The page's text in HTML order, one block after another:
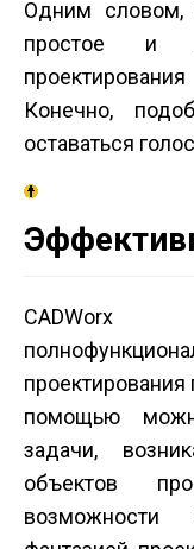
Одним словом,
простое и
Конечно,
оставаться
помощью
задачи,
объектов
возможности